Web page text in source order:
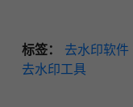
标签： 去水印软件
去水印工具